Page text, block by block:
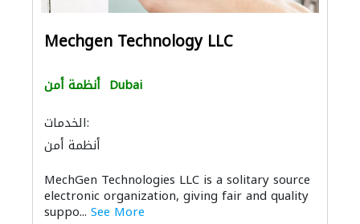
Mechgen Technology LLC
أنظمة أمن Dubai
الخدمات:
أنظمة أمن
MechGen Technologies LLC is a solitary source
electronic organization, giving fair and quality
suppo... See More